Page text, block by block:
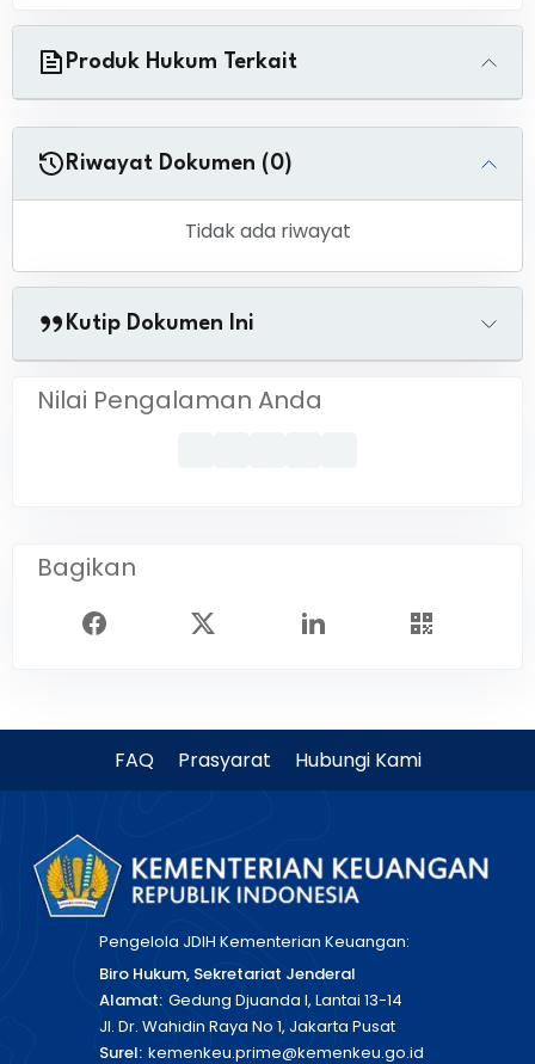
Produk Hukum Terkait
Riwayat Dokumen (0)
Tidak ada riwayat
Kutip Dokumen Ini
Nilai Pengalaman Anda
Bagikan
FAQ Prasyarat Hubungi Kami
Pengelola JDIH Kementerian Keuangan:
Biro Hukum, Sekretariat Jenderal
Alamat: Gedung Djuanda I, Lantai 13-14
Jl. Dr. Wahidin Raya No 1, Jakarta Pusat
Surel: kemenkeu.prime@kemenkeu.go.id